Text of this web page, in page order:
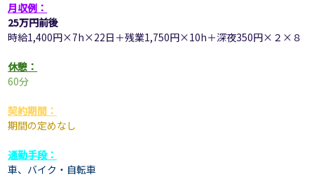
月収例：
25万円前後
時給1,400円×7h×22日＋残業1,750円×10h＋深夜350円×２×８
休憩：
60分
契約期間：
期間の定めなし
通勤手段：
車、 バイク・自転車